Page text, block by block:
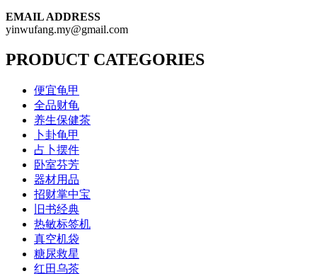
EMAIL ADDRESS
yinwufang.my@gmail.com
PRODUCT CATEGORIES
便宜龟甲
全品财龟
养生保健茶
卜卦龟甲
占卜摆件
卧室芬芳
器材用品
招财掌中宝
旧书经典
热敏标签机
真空机袋
糖尿救星
红田乌茶